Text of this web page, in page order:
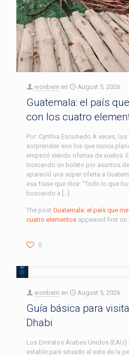
wonbern en August 5, 2026
Guatemala: el país
con los cuatro
Por: Cynthia Escobedo A veces,
sorprenden son los que nunca
empezó viendo ofertas de vuelos.
buscando un boleto por asuntos
apareció una súper oferta a
esa frase que dice: “Todo lo que
buscando a […]
The post Guatemala: el país que
cuatro elementos appeared first on
0
wonbern en August 5, 2026
Guía básica para
Dhabi
Los Emiratos Árabes Unidos
estable país situado al este de la